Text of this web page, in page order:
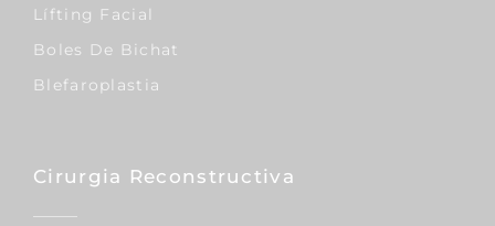
Lífting Facial
Boles De Bichat
Blefaroplastia
Cirurgia Reconstructiva